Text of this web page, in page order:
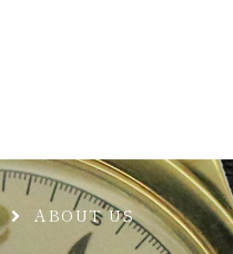
ABOUT US